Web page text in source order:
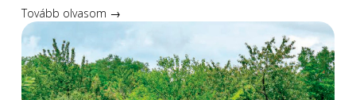
Tovább olvasom →